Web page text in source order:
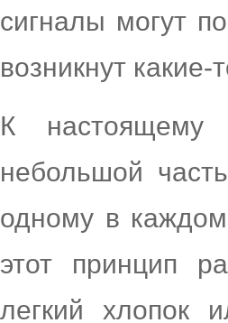
сигналы могут
возникнут какие-
К настоящему
небольшой
одному в
этот принцип
легкий хлопок